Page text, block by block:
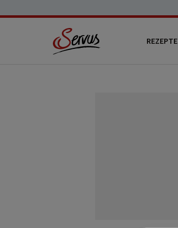
REZEPTE